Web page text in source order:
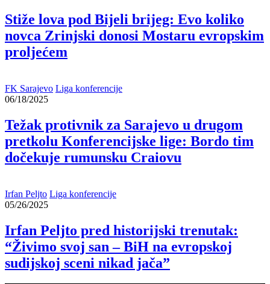
Stiže lova pod Bijeli brijeg: Evo koliko
novca Zrinjski donosi Mostaru evropskim
proljećem
FK Sarajevo Liga konferencije
06/18/2025
Težak protivnik za Sarajevo u drugom
pretkolu Konferencijske lige: Bordo tim
dočekuje rumunsku Craiovu
Irfan Peljto Liga konferencije
05/26/2025
Irfan Peljto pred historijski trenutak:
“Živimo svoj san – BiH na evropskoj
sudijskoj sceni nikad jača”